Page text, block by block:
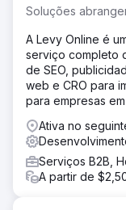
Solução
A Konstruct
estratégia de
LinkedIn.
transparente e
alinhamento e
Resultado
A visibilidade da
sem marca
palavras-chave
aumentaram
Soluções
A Levy Online é
serviço completo
de SEO,
web e CRO para
para empresas
Ativa no
Serviços B2B,
A partir de